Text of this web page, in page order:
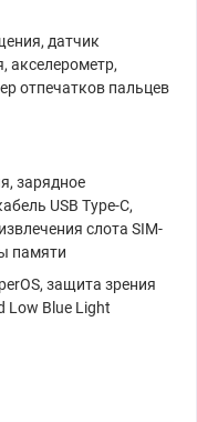
датчик
акселерометр,
отпечатков пальцев
зарядное
USB Type-C,
слота SIM-
памяти
защита зрения
Low Blue Light